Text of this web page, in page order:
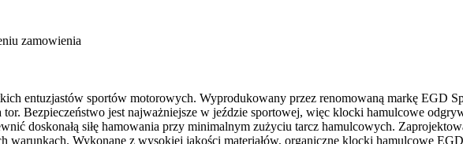
zamowienia
entuzjastów sportów motorowych. Wyprodukowany przez renomowaną markę EGD
Bezpieczeństwo jest najważniejsze w jeździe sportowej, więc klocki hamulcowe
doskonałą siłę hamowania przy minimalnym zużyciu tarcz hamulcowych.
warunkach. Wykonane z wysokiej jakości materiałów, organiczne klocki hamulcowe